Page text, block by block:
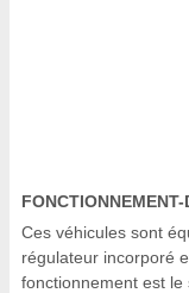
Ces véhicules sont
régulateur incorporé
fonctionnement est le